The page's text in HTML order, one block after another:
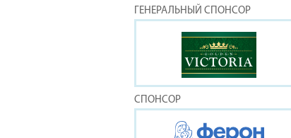
ГЕНЕРАЛЬНЫЙ СПОНСОР
СПОНСОР